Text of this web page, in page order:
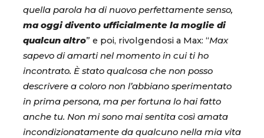
quella parola ha di nuovo perfettamente senso,
ma oggi divento ufficialmente la moglie di
qualcun altro” e poi, rivolgendosi a Max: “Max
sapevo di amarti nel momento in cui ti ho
incontrato. È stato qualcosa che non posso
descrivere a coloro non l’abbiano sperimentato
in prima persona, ma per fortuna lo hai fatto
anche tu. Non mi sono mai sentita così amata
incondizionatamente da qualcuno nella mia vita